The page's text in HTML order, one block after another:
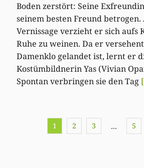
Boden zerstört: Seine
seinem besten Freund
Vernissage verzieht er sich aufs
Ruhe zu weinen. Da er
Damenklo gelandet ist, lernt er
Kostümbildnerin Yas (Vivian
Spontan verbringen sie den Tag
1 2 3 … 5